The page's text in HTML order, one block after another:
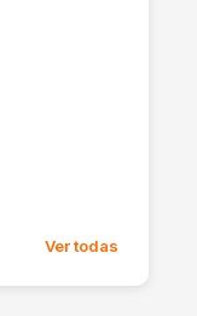
Ver todas